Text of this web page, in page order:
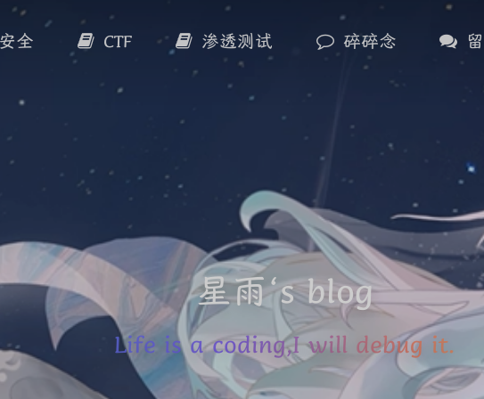
全 CTF 渗透测试 碎碎念
星雨‘s blog
Life is a coding,I will debug it.